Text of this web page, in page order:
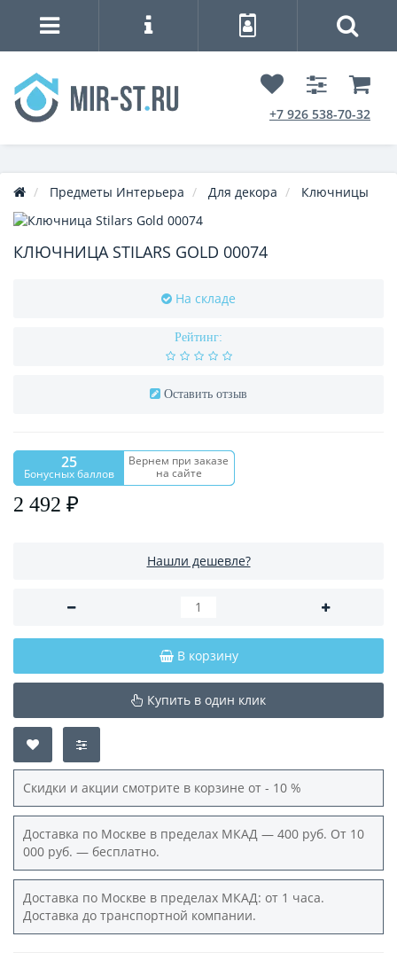
+7 926 538-70-32
Предметы Интерьера Для декора Ключницы
КЛЮЧНИЦА STILARS GOLD 00074
На складе
Рейтинг:
Оставить отзыв
25
Бонусных баллов
Вернем при заказе
на сайте
2 492 ₽
Нашли дешевле?
В корзину
Купить в один клик
Скидки и акции смотрите в корзине от - 10 %
Доставка по Москве в пределах МКАД — 400 руб. От 10
000 руб. — бесплатно.
Доставка по Москве в пределах МКАД: от 1 часа.
Доставка до транспортной компании.